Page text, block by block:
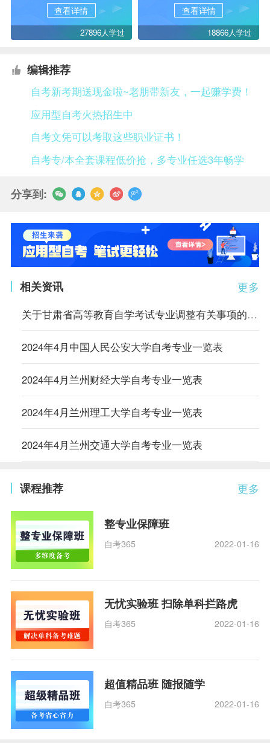
查看详情
27896人学过
查看详情
18866人学过
编辑推荐
自考新考期送现金啦~老朋带新友，一起赚学费！
应用型自考火热招生中
自考文凭可以考取这些职业证书！
自考专/本全套课程低价抢，多专业任选3年畅学
分享到:
更多
相关资讯
关于甘肃省高等教育自学考试专业调整有关事项的通知
2024年4月中国人民公安大学自考专业一览表
2024年4月兰州财经大学自考专业一览表
2024年4月兰州理工大学自考专业一览表
2024年4月兰州交通大学自考专业一览表
更多
课程推荐
整专业保障班
自考365 2022-01-16
无忧实验班 扫除单科拦路虎
自考365 2022-01-16
超值精品班 随报随学
自考365 2022-01-16